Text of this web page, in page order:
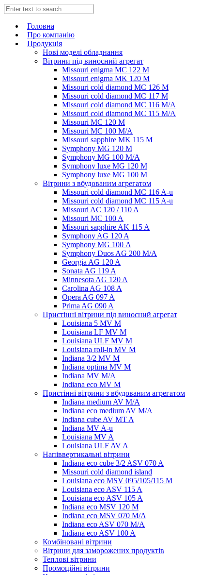
Головна
Про компанію
Продукція
Нові моделі обладнання
Вітрини під виносний агрегат
Missouri enigma MC 122 M
Missouri enigma MK 120 M
Missouri cold diamond MC 126 M
Missouri cold diamond MC 117 M
Missouri cold diamond MC 116 M/A
Missouri cold diamond MC 115 M/A
Missouri MC 120 M
Missouri MC 100 M/A
Missouri sapphire MK 115 M
Symphony MG 120 M
Symphony MG 100 M/А
Symphony luxe MG 120 M
Symphony luxe MG 100 M
Вітрини з вбудованим агрегатом
Missouri cold diamond MC 116 A-u
Missouri cold diamond MC 115 A-u
Missouri AC 120 / 110 A
Missouri MC 100 A
Missouri sapphire AK 115 A
Symphony AG 120 A
Symphony MG 100 А
Symphony Duos AG 200 M/A
Georgia AG 120 A
Sonata AG 119 A
Minnesota AG 120 A
Carolina AG 108 A
Opera AG 097 A
Prima AG 090 A
Пристінні вітрини під виносний агрегат
Louisiana 5 MV M
Louisiana LF MV M
Louisiana ULF MV M
Louisiana roll-in MV M
Indiana 3/2 MV M
Indiana optima MV M
Indiana MV M/A
Indiana eco MV M
Пристінні вітрини з вбудованим агрегатом
Indiana medium AV M/A
Indiana eco medium AV M/A
Indiana cube AV MT A
Indiana MV A-u
Louisiana MV A
Louisiana ULF AV A
Напіввертикальні вітрини
Indiana eco cube 3/2 ASV 070 A
Missouri cold diamond island
Louisiana eco MSV 095/105/115 M
Louisiana eco ASV 115 A
Louisiana eco ASV 105 A
Indiana eco MSV 120 M
Indiana eco MSV 070 M/A
Indiana eco ASV 070 M/A
Indiana eco ASV 100 A
Комбіновані вітрини
Вітрини для заморожених продуктів
Теплові вітрини
Промоційні вітрини